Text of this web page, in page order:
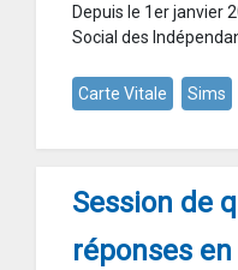
Depuis le 1er janvier
Social des
Carte Vitale Sims
Session de
réponses